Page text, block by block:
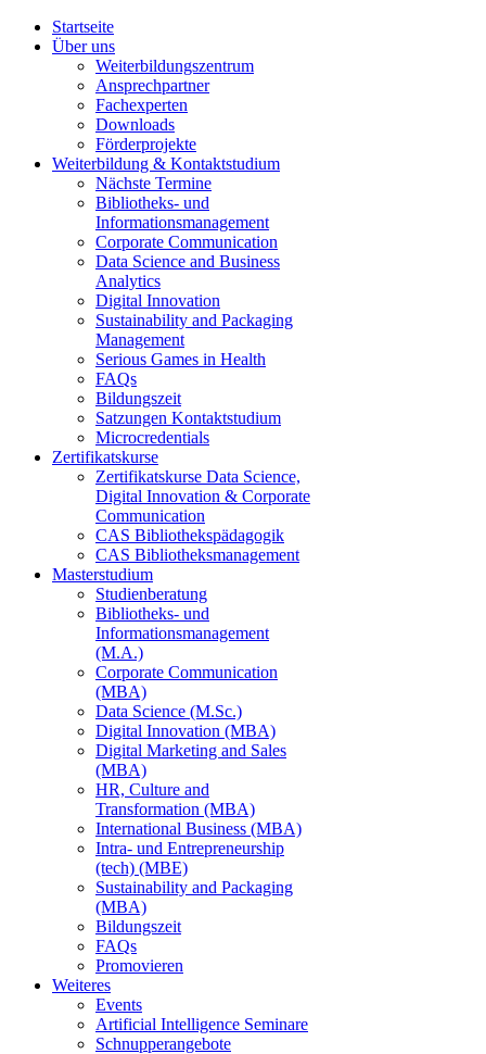
Startseite
Über uns
Weiterbildungszentrum
Ansprechpartner
Fachexperten
Downloads
Förderprojekte
Weiterbildung & Kontaktstudium
Nächste Termine
Bibliotheks- und
Informationsmanagement
Corporate Communication
Data Science and Business
Analytics
Digital Innovation
Sustainability and Packaging
Management
Serious Games in Health
FAQs
Bildungszeit
Satzungen Kontaktstudium
Microcredentials
Zertifikatskurse
Zertifikatskurse Data Science,
Digital Innovation & Corporate
Communication
CAS Bibliothekspädagogik
CAS Bibliotheksmanagement
Masterstudium
Studienberatung
Bibliotheks- und
Informationsmanagement
(M.A.)
Corporate Communication
(MBA)
Data Science (M.Sc.)
Digital Innovation (MBA)
Digital Marketing and Sales
(MBA)
HR, Culture and
Transformation (MBA)
International Business (MBA)
Intra- und Entrepreneurship
(tech) (MBE)
Sustainability and Packaging
(MBA)
Bildungszeit
FAQs
Promovieren
Weiteres
Events
Artificial Intelligence Seminare
Schnupperangebote